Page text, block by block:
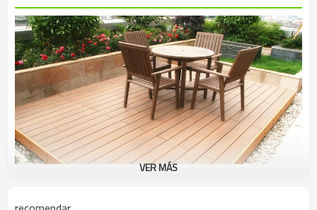
VER MÁS